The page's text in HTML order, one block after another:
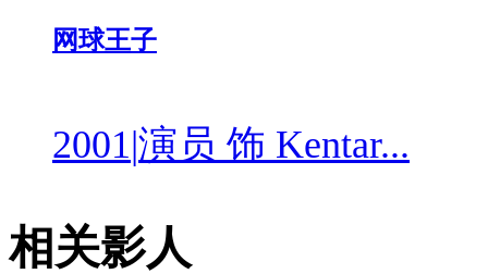
网球王子
2001|演员 饰 Kentar...
相关影人